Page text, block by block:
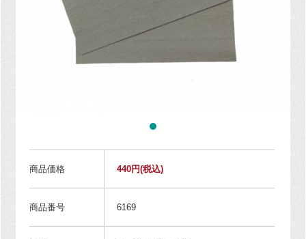
商品価格 440円(税込)
商品番号 6169